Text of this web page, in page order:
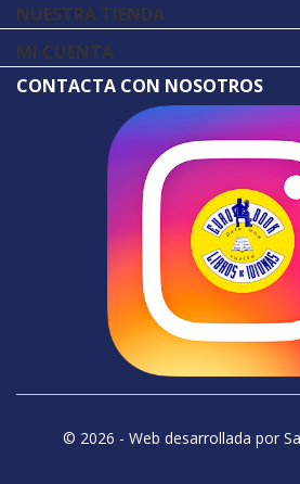
NUESTRA TIENDA
MI CUENTA
CONTACTA CON NOSOTROS
© 2026 - Web desarrollada por